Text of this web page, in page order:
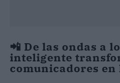
📲 De las ondas a
inteligente
comunicadores